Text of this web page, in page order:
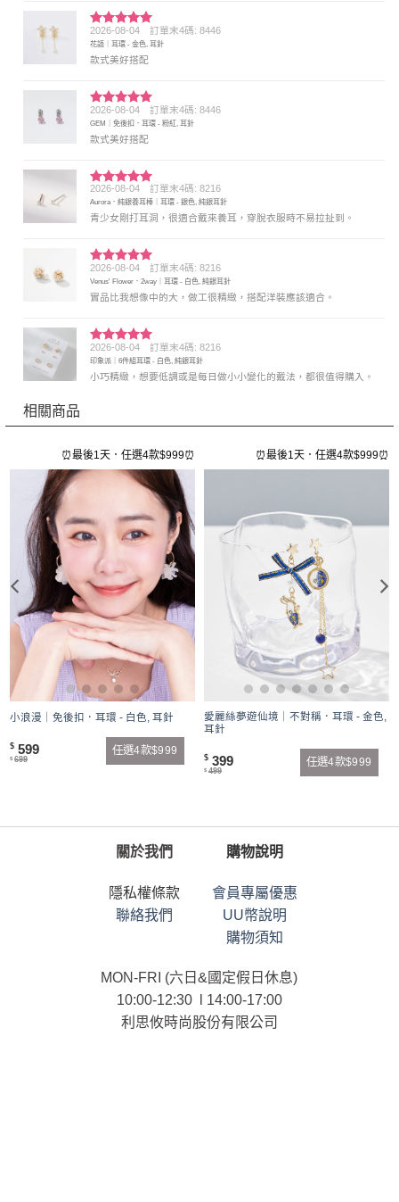
評分5 滿
分 5
2026-08-04 訂單末4碼: 8446
花語｜耳環 - 金色, 耳針
款式美好搭配
評分5 滿
分 5
2026-08-04 訂單末4碼: 8446
GEM｜免後扣．耳環 - 粉紅, 耳針
款式美好搭配
評分5 滿
分 5
2026-08-04 訂單末4碼: 8216
Aurora．純銀養耳棒｜耳環 - 銀色, 純銀耳針
青少女剛打耳洞，很適合戴來養耳，穿脫衣服時不易拉扯到。
評分5 滿
分 5
2026-08-04 訂單末4碼: 8216
Venus' Flower．2way｜耳環 - 白色, 純銀耳針
實品比我想像中的大，做工很精緻，搭配洋裝應該適合。
評分5滿
分 5
2026-08-04 訂單末4碼: 8216
印象派｜6件組耳環 - 白色, 純銀耳針
小巧精緻，想要低調或是每日做小小變化的戴法，都很值得購入。
相關商品
⏰最後1天．任選4款$999⏰
小浪漫｜免後扣．耳環 - 白色, 耳針
$ 599
$ 699
任選4款$999
⏰最後1天．任選4款$999⏰
愛麗絲夢遊仙境｜不對稱．耳環 - 金色,
耳針
$ 399
$ 499
任選4款$999
關於我們
隱私權條款
聯絡我們
購物說明
會員專屬優惠
UU幣說明
購物須知
MON-FRI (六日&國定假日休息)
10:00-12:30 l 14:00-17:00
利思攸時尚股份有限公司